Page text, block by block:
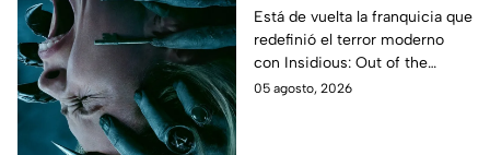
Further; esto revela el
aterrador primer tráiler
Está de vuelta la franquicia que
redefinió el terror moderno
con Insidious: Out of the
Further. Te contamos todo lo
05 agosto, 2026